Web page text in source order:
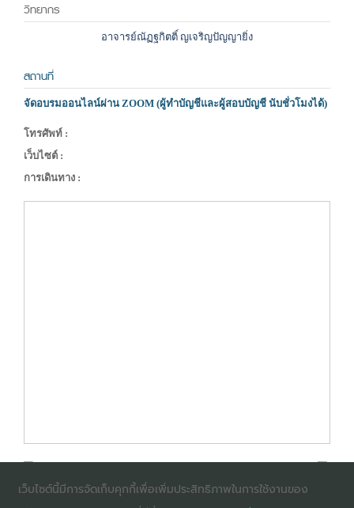
วิทยากร
อาจารย์ณัฏฐกิตติ์ ญเจริญปัญญายิ่ง
สถานที่
จัดอบรมออนไลน์ผ่าน ZOOM (ผู้ทำบัญชีและผู้สอบบัญชี นับชั่วโมงได้)
โทรศัพท์ :
เว็บไซต์ :
การเดินทาง :
เว็บไซต์นี้มีการจัดเก็บคุกกี้เพื่อเพิ่มประสิทธิภาพในการใช้งานของ